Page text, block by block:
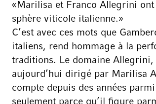
«Marilisa et Franco Allegrini
sphère viticole italienne.»
C’est avec ces mots que
italiens, rend hommage à la
traditions. Le domaine
aujourd’hui dirigé par Marilisa
compte depuis des années
seulement parce qu’il figure